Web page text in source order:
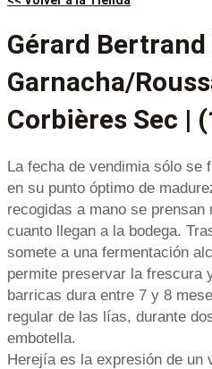
Gérard
Garnacha/
Corbières Sec |
La fecha de vendimia sólo se
en su punto óptimo de
recogidas a mano se
cuanto llegan a la bodega.
somete a una fermentación
permite preservar la frescura
barricas dura entre 7 y 8
regular de las lías, durante
embotella.
Herejía es la expresión de un